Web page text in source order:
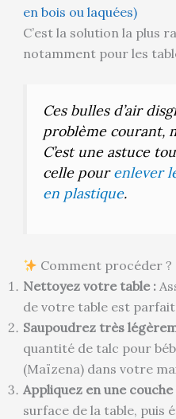
en bois ou laquées)
C’est la solution la plus
notamment pour les
Ces bulles d’air
problème courant,
C’est une astuce
celle pourenlever
en plastique.
Comment procéder ?
Nettoyez votre table :
de votre table est
Saupoudrez très
quantité de talc pour
(Maïzena) dans votre
Appliquez en une couche
surface de la table, puis